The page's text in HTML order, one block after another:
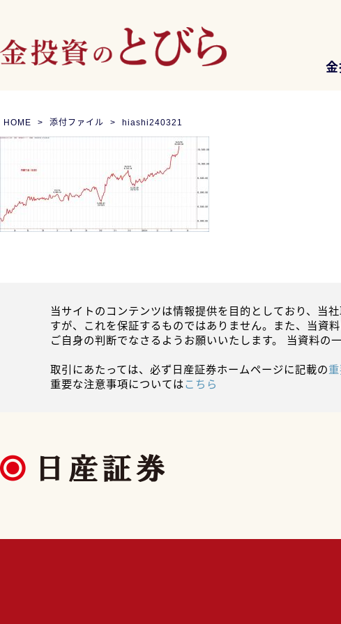
HOME 添付ファイル hiashi240321
当サイトのコンテンツは情報提供を目的としており、当
すが、これを保証するものではありません。また、当資
ご自身の判断でなさるようお願いいたします。 当資料の
取引にあたっては、必ず日産証券ホームページに記載の
重要な注意事項についてはこちら